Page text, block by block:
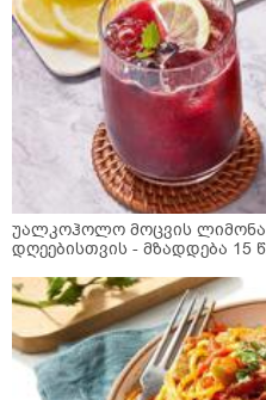
უალკოჰოლო მოცვის
დღეებისთვის - მზადდება 15